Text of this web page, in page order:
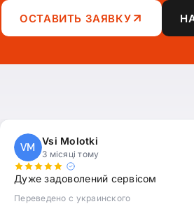
ОСТАВИТЬ ЗАЯВКУ
VM
Vsi Molotki
3 місяці тому
Дуже задоволений сервісом
Переведено с украинского